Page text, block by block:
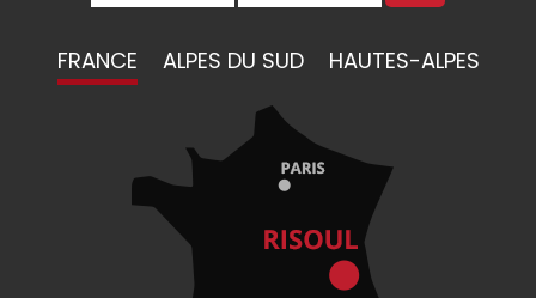
FRANCE ALPES DU SUD HAUTES-ALPES